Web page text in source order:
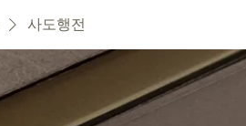
사도행전